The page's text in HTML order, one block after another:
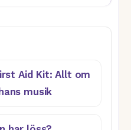
Aid Kit: Allt om
musik